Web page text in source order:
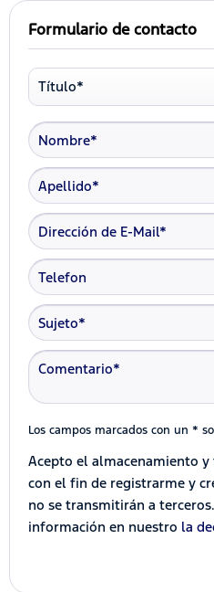
Formulario de contacto
Los campos marcados con un *
Acepto el almacenamiento
con el fin de registrarme y
no se transmitirán a
información en nuestro la